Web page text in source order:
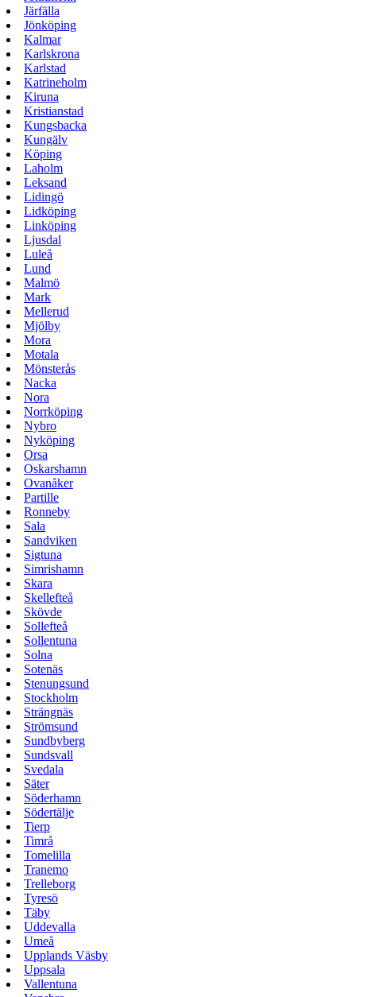
Järfälla
Jönköping
Kalmar
Karlskrona
Karlstad
Katrineholm
Kiruna
Kristianstad
Kungsbacka
Kungälv
Köping
Laholm
Leksand
Lidingö
Lidköping
Linköping
Ljusdal
Luleå
Lund
Malmö
Mark
Mellerud
Mjölby
Mora
Motala
Mönsterås
Nacka
Nora
Norrköping
Nybro
Nyköping
Orsa
Oskarshamn
Ovanåker
Partille
Ronneby
Sala
Sandviken
Sigtuna
Simrishamn
Skara
Skellefteå
Skövde
Sollefteå
Sollentuna
Solna
Sotenäs
Stenungsund
Stockholm
Strängnäs
Strömsund
Sundbyberg
Sundsvall
Svedala
Säter
Söderhamn
Södertälje
Tierp
Timrå
Tomelilla
Tranemo
Trelleborg
Tyresö
Täby
Uddevalla
Umeå
Upplands Väsby
Uppsala
Vallentuna